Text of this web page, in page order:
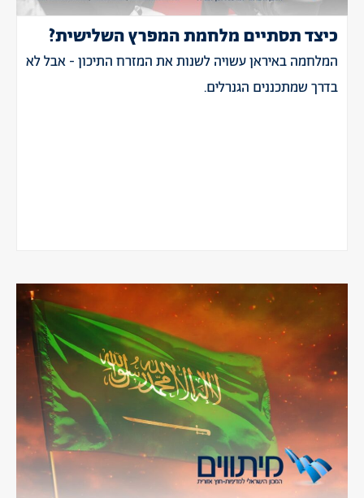
כיצד תסתיים מלחמת המפרץ השלישית?
המלחמה באיראן עשויה לשנות את המזרח התיכון - אבל לא
בדרך שמתכננים הגנרלים.